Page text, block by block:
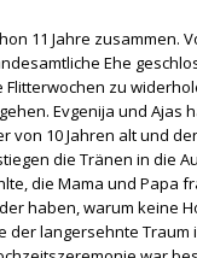
11 Jahre zusammen.
Ehe
Flitterwochen zu
Evgenija und Ajas
von 10 Jahren alt und
die Tränen in die
die Mama und Papa
haben, warum keine
der langersehnte Traum